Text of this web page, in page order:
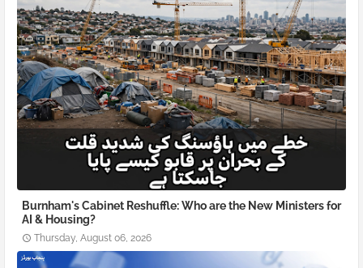
Burnham's Cabinet Reshuffle: Who are the New Ministers for
AI & Housing?
Thursday, August 06, 2026